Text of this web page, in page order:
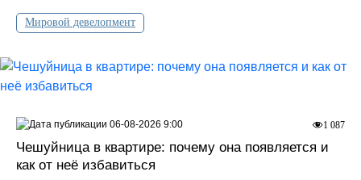
Мировой девелопмент
Чешуйница в квартире: почему она появляется и
как от неё избавиться
1 087
06-08-2026 9:00